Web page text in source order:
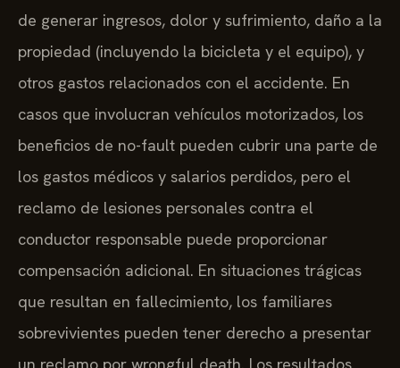
de generar ingresos, dolor y sufrimiento, daño a la
propiedad (incluyendo la bicicleta y el equipo), y
otros gastos relacionados con el accidente. En
casos que involucran vehículos motorizados, los
beneficios de no-fault pueden cubrir una parte de
los gastos médicos y salarios perdidos, pero el
reclamo de lesiones personales contra el
conductor responsable puede proporcionar
compensación adicional. En situaciones trágicas
que resultan en fallecimiento, los familiares
sobrevivientes pueden tener derecho a presentar
un reclamo por wrongful death. Los resultados